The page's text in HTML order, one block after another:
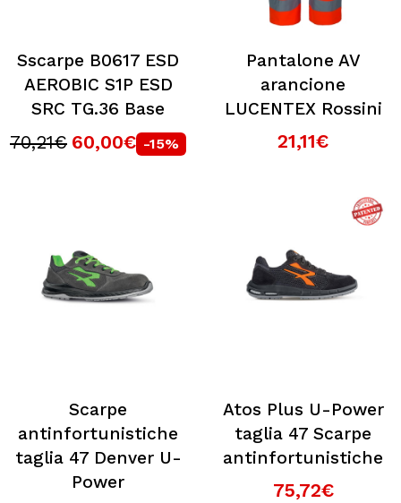
Sscarpe B0617 ESD
AEROBIC S1P ESD
SRC TG.36 Base
70,21€ 60,00€ -15%
Pantalone AV
arancione
LUCENTEX Rossini
21,11€
Scarpe
antinfortunistiche
taglia 47 Denver U-
Power
Atos Plus U-Power
taglia 47 Scarpe
antinfortunistiche
75,72€